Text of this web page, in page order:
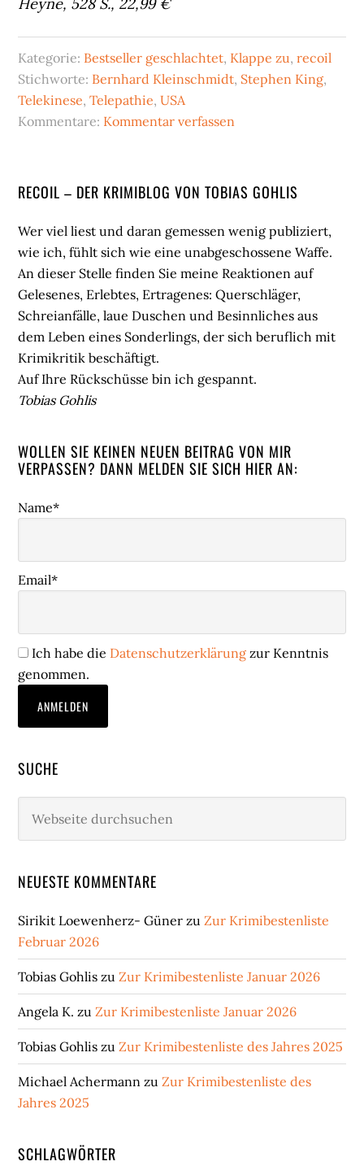
Kategorie: Bestseller geschlachtet, Klappe zu,recoil
Stichworte: Bernhard Kleinschmidt, Stephen King,
Telekinese,Telepathie,USA
Kommentare: Kommentar verfassen
Seitenspalte
RECOIL – DER KRIMIBLOG VON TOBIAS GOHLIS
Wer viel liest und daran gemessen wenig publiziert,
wie ich, fühlt sich wie eine unabgeschossene Waffe.
An dieser Stelle finden Sie meine Reaktionen auf
Gelesenes, Erlebtes, Ertragenes: Querschläger,
Schreianfälle, laue Duschen und Besinnliches aus
dem Leben eines Sonderlings, der sich beruflich mit
Krimikritik beschäftigt.
Auf Ihre Rückschüsse bin ich gespannt.
Tobias Gohlis
WOLLEN SIE KEINEN NEUEN BEITRAG VON MIR
VERPASSEN? DANN MELDEN SIE SICH HIER AN:
Name*
Email*
Ich habe die Datenschutzerklärung zur Kenntnis
genommen.
SUCHE
durchsuchen
NEUESTE KOMMENTARE
Sirikit Loewenherz- Güner zuZur Krimibestenliste
Februar 2026
Tobias Gohlis zuZur Krimibestenliste Januar 2026
Angela K. zuZur Krimibestenliste Januar 2026
Tobias Gohlis zuZur Krimibestenliste des Jahres 2025
Michael Achermann zuZur Krimibestenliste des
Jahres 2025
SCHLAGWÖRTER